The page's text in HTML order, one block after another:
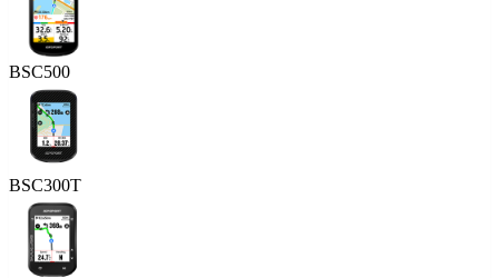
BSC500
BSC300T